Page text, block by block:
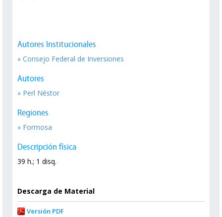
Autores Institucionales
» Consejo Federal de Inversiones
Autores
» Perl Néstor
Regiones
» Formosa
Descripción física
39 h.; 1 disq.
Descarga de Material
Versión PDF